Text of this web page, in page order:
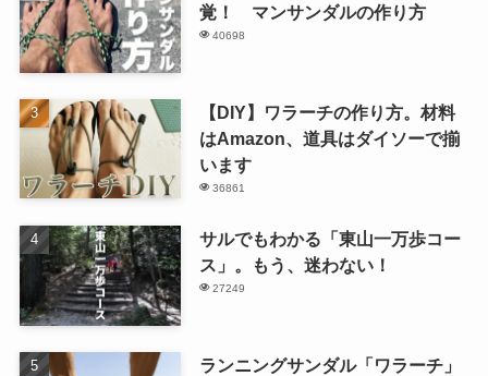
覚！ マンサンダルの作り方
40698
【DIY】ワラーチの作り方。材料
はAmazon、道具はダイソーで揃
います
36861
サルでもわかる「東山一万歩コー
ス」。もう、迷わない！
27249
ランニングサンダル「ワラーチ」